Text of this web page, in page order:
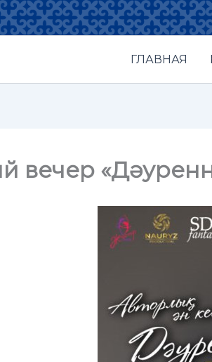
ГЛАВНАЯ
вечер